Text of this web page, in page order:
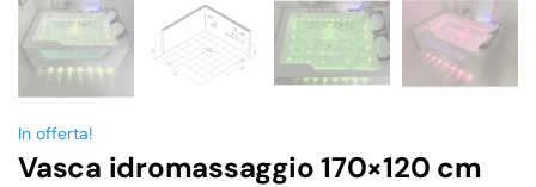
In offerta!
Vasca idromassaggio 170×120 cm